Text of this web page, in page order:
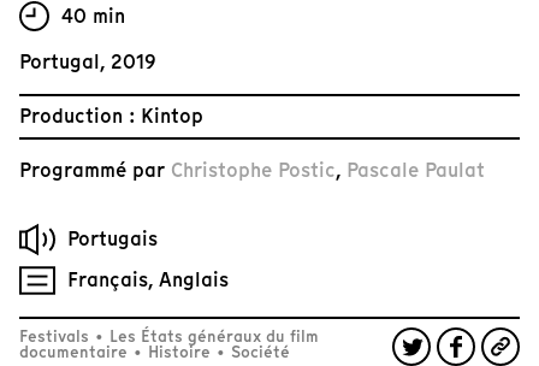
40 min
Portugal, 2019
Production : Kintop
Programmé par Christophe Postic, Pascale Paulat
Portugais
Français, Anglais
Festivals • Les États généraux du film
documentaire • Histoire • Société